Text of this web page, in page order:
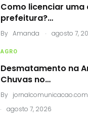
Como licenciar uma
prefeitura?…
By Amanda . agosto 7,
AGRO
Desmatamento na
Chuvas no…
By
.
agosto 7, 2026